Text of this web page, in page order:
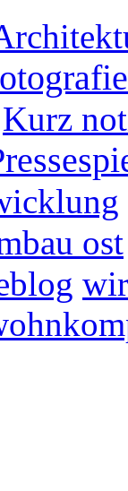
Kurz
ost